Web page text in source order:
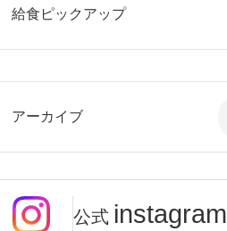
給食ピックアップ
アーカイブ
公式 instagram